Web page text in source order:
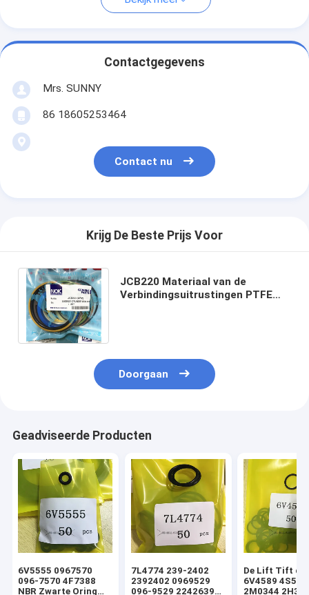
Contactgegevens
Mrs. SUNNY
86 18605253464
Contact nu
Krijg De Beste Prijs Voor
JCB220 Materiaal van de
Verbindingsuitrustingen PTFE
Doorgaan
Geadviseerde Producten
6V5555 0967570
096-7570 4F7388
NBR Zwarte Oring
7L4774 239-2402
2392402 0969529
096-9529 2242639
De Lift Tift die
6V4589
2M0344